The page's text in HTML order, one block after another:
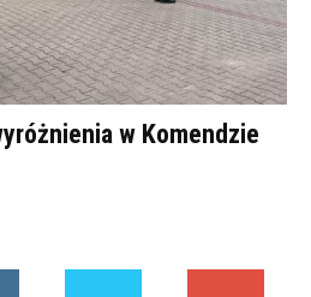
w Komendzie